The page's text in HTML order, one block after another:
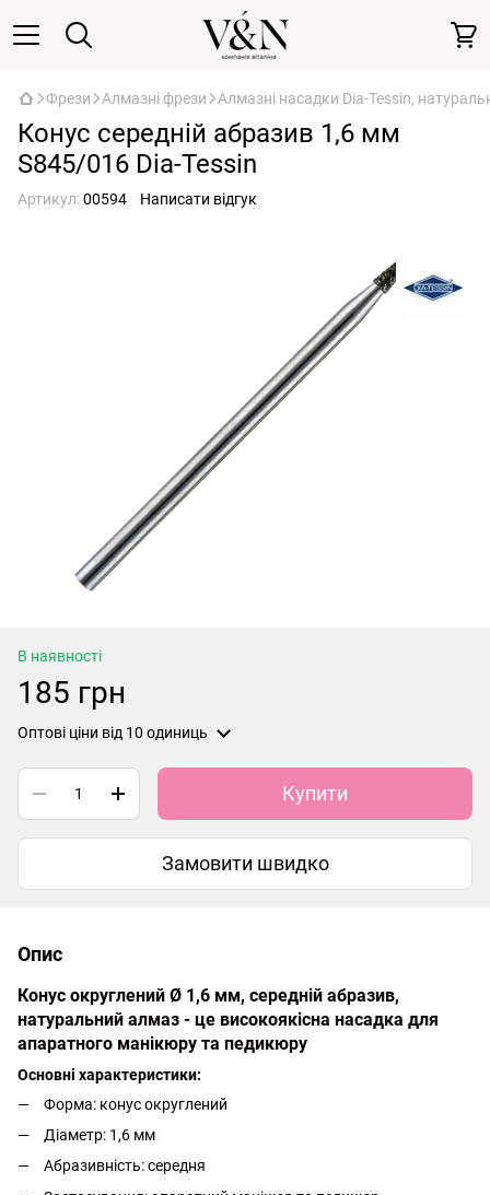
Фрези Алмазні фрези Алмазні насадки Dia-Tessin,
Конус середній абразив 1,6 мм
S845/016 Dia-Tessin
Артикул:00594 Написати відгук
В наявності
185 грн
Оптові ціни від 10 одиниць
Купити
Замовити швидко
Опис
Конус округлений Ø 1,6 мм, середній абразив,
натуральний алмаз - це високоякісна насадка для
апаратного манікюру та педикюру
Основні характеристики:
Форма: конус округлений
Діаметр: 1,6 мм
Абразивність: середня